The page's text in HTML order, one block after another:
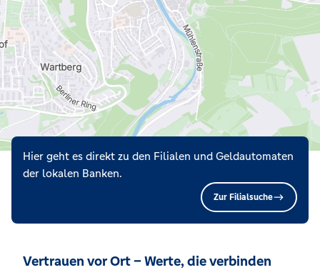
Hier geht es direkt zu den Filialen und Geldautomaten
der lokalen Banken.
Zur Filialsuche
Vertrauen vor Ort – Werte, die verbinden